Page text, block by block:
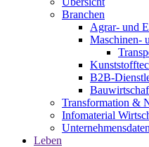
Branchen
Agrar- und
Maschinen-
B2B-
Transformation &
Infomaterial
Leben